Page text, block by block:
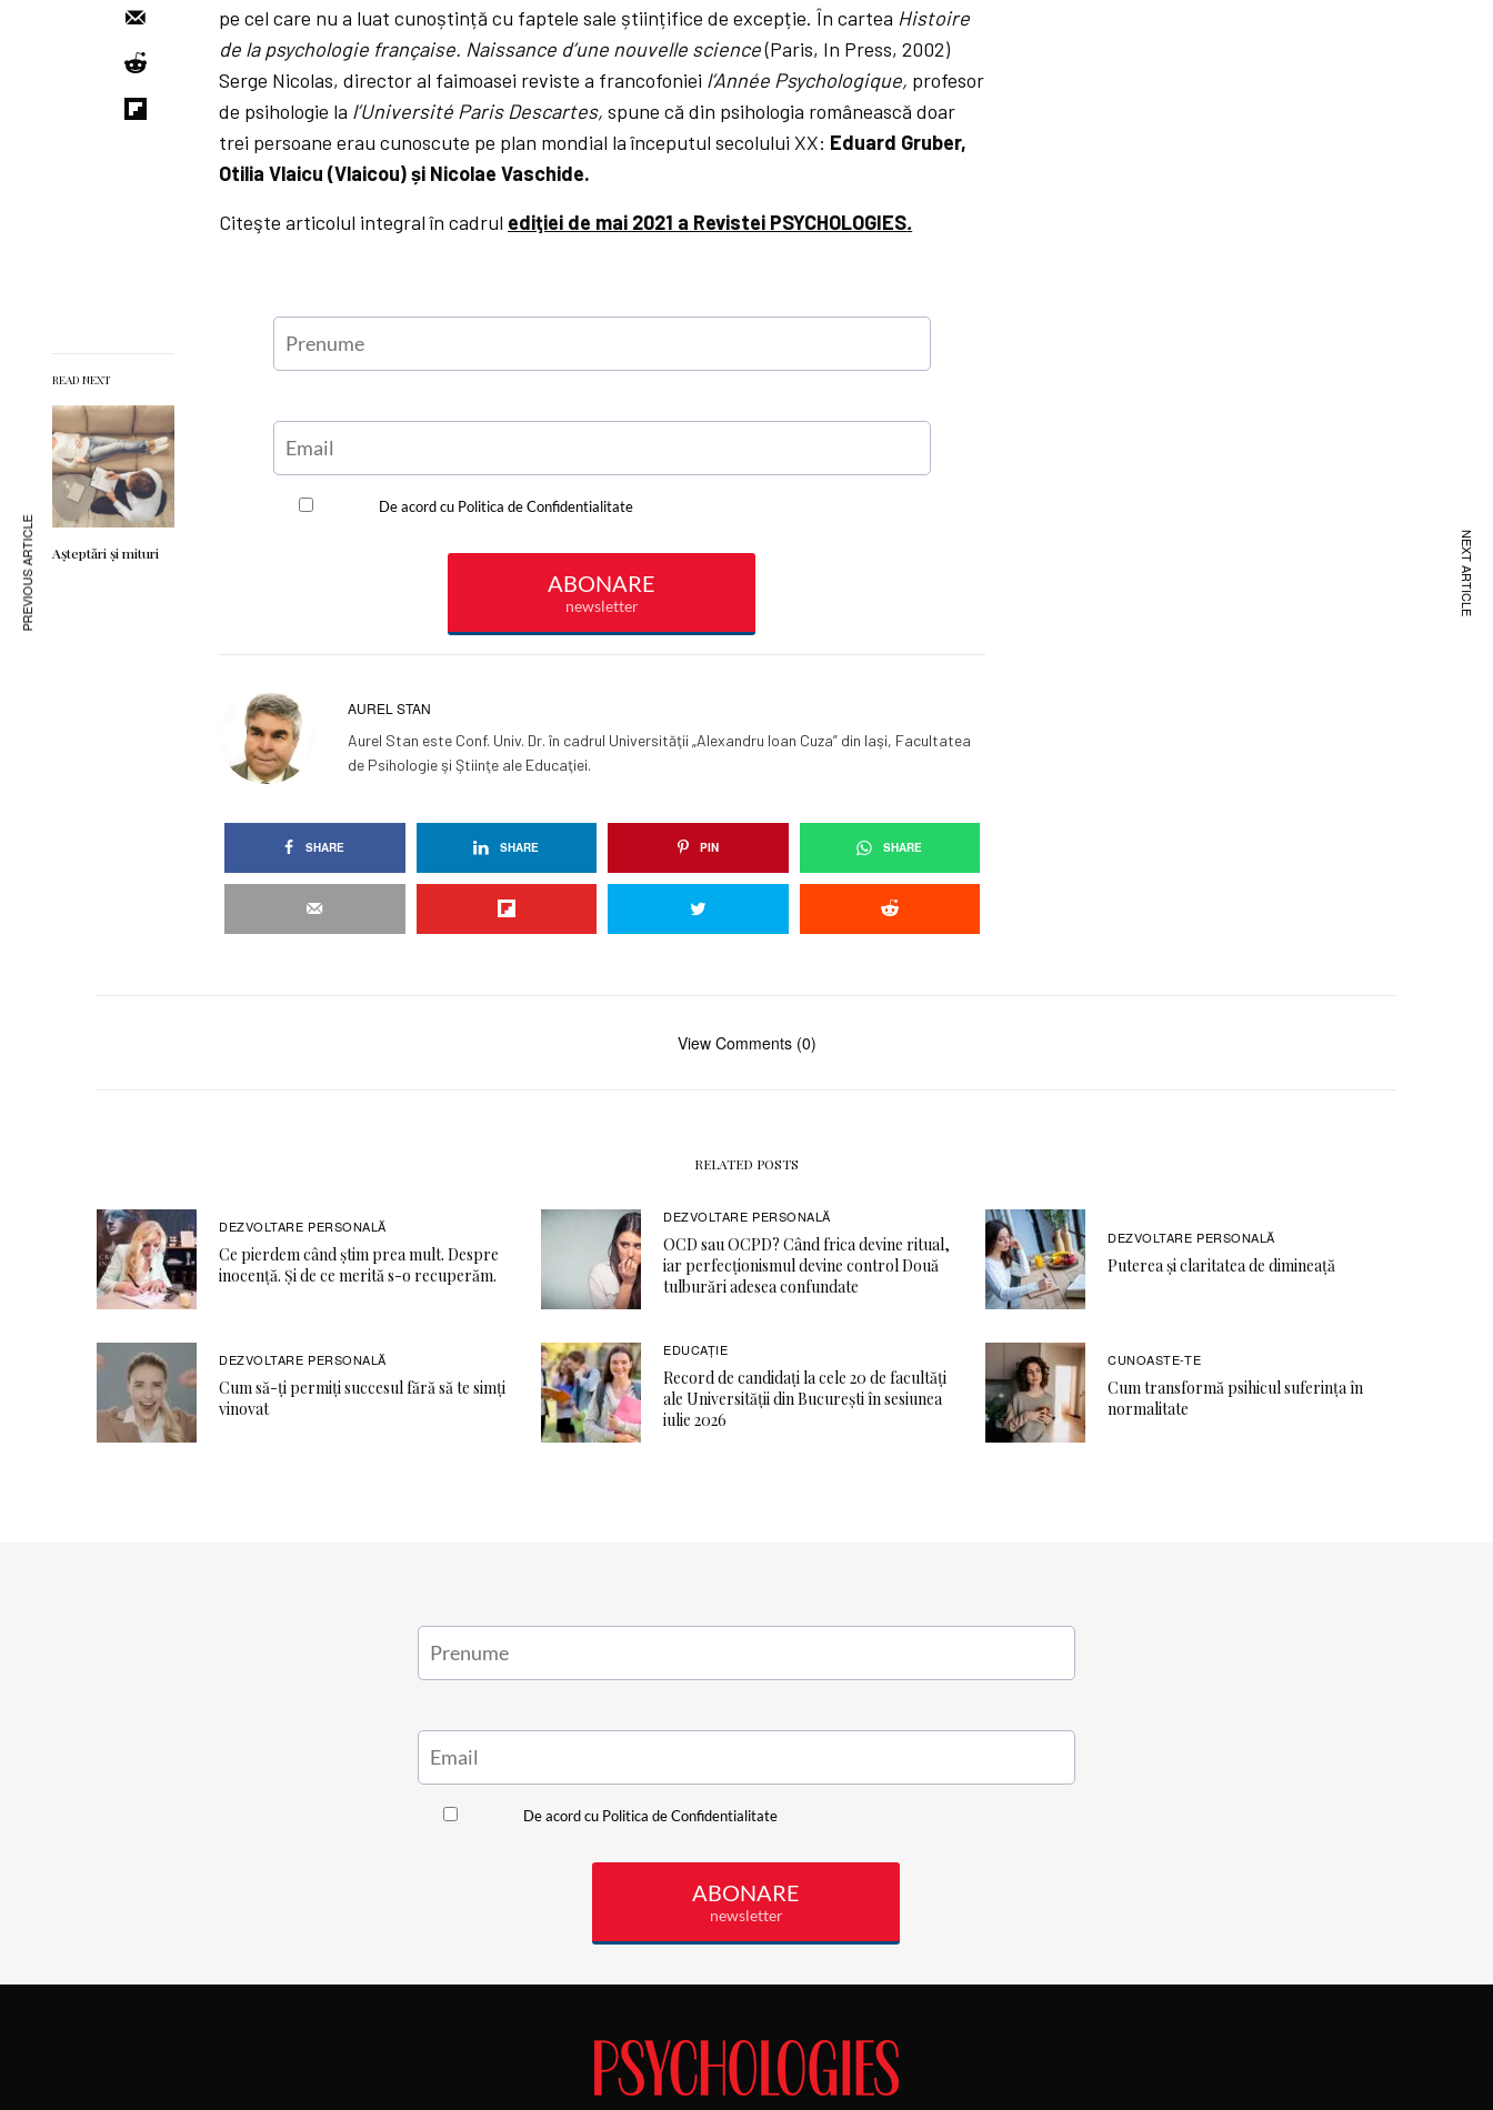
READ NEXT
Așteptări şi mituri
pe cel care nu a luat cunoștință cu faptele sale științifice de excepție. În cartea Histoire
de la psychologie française. Naissance d’une nouvelle science(Paris, In Press, 2002)
Serge Nicolas, director al faimoasei reviste a francofoniei l’Année Psychologique, profesor
de psihologie la l’Université Paris Descartes, spune că din psihologia românească doar
trei persoane erau cunoscute pe plan mondial la începutul secolului XX: Eduard Gruber,
Otilia Vlaicu (Vlaicou) și Nicolae Vaschide.
Citeşte articolul integral în cadrul ediţiei de mai 2021 a Revistei PSYCHOLOGIES.
AUREL STAN
Aurel Stan este Conf. Univ. Dr. în cadrul Universităţii „Alexandru Ioan Cuza” din Iaşi, Facultatea
de Psihologie şi Ştiinţe ale Educaţiei.
SHARE SHARE PIN SHARE
PREVIOUS ARTICLE NEXT ARTICLE
View Comments (0)
RELATED POSTS
DEZVOLTARE PERSONALĂ
Ce pierdem când știm prea mult. Despre
inocență. Și de ce merită s-o recuperăm.
DEZVOLTARE PERSONALĂ
OCD sau OCPD? Când frica devine ritual,
iar perfecționismul devine control Două
tulburări adesea confundate
DEZVOLTARE PERSONALĂ
Puterea și claritatea de dimineață
DEZVOLTARE PERSONALĂ
Cum să-ți permiți succesul fără să te simți
vinovat
EDUCAŢIE
Record de candidați la cele 20 de facultăți
ale Universității din București în sesiunea
iulie 2026
CUNOASTE-TE
Cum transformă psihicul suferința în
normalitate